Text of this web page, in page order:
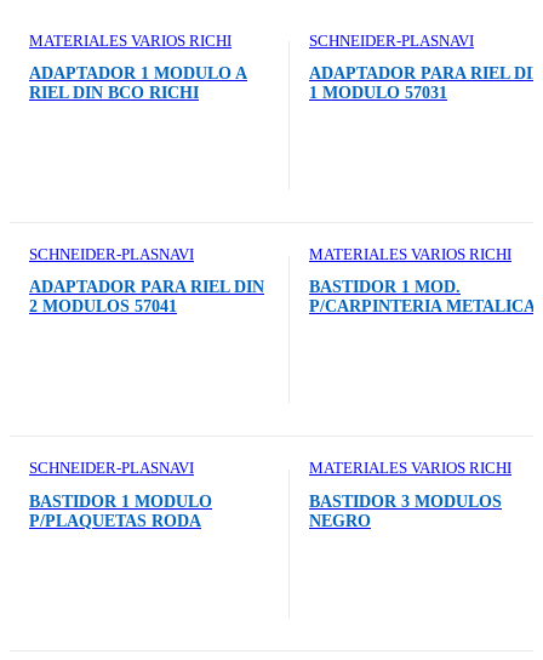
MATERIALES VARIOS RICHI
ADAPTADOR 1 MODULO A
RIEL DIN BCO RICHI
SCHNEIDER-PLASNAVI
ADAPTADOR PARA RIEL DIN
1 MODULO 57031
SCHNEIDER-PLASNAVI
ADAPTADOR PARA RIEL DIN
2 MODULOS 57041
MATERIALES VARIOS RICHI
BASTIDOR 1 MOD.
P/CARPINTERIA METALICA
SCHNEIDER-PLASNAVI
BASTIDOR 1 MODULO
P/PLAQUETAS RODA
MATERIALES VARIOS RICHI
BASTIDOR 3 MODULOS
NEGRO